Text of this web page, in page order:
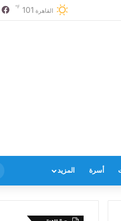
القاهرة 101
℉
أسرة المزيد